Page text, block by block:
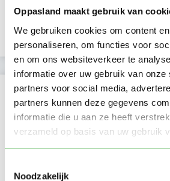
Oppasland maakt gebruik van
We gebruiken cookies om content
personaliseren, om functies voor
en om ons websiteverkeer te
informatie over uw gebruik van onze
partners voor social media,
partners kunnen deze gegevens
informatie die u aan ze heeft
verzameld op basis van uw gebruik
Noodzakelijk
Verificaties
E-mailadres is geverifieerd
Locatie oppasadres (Den